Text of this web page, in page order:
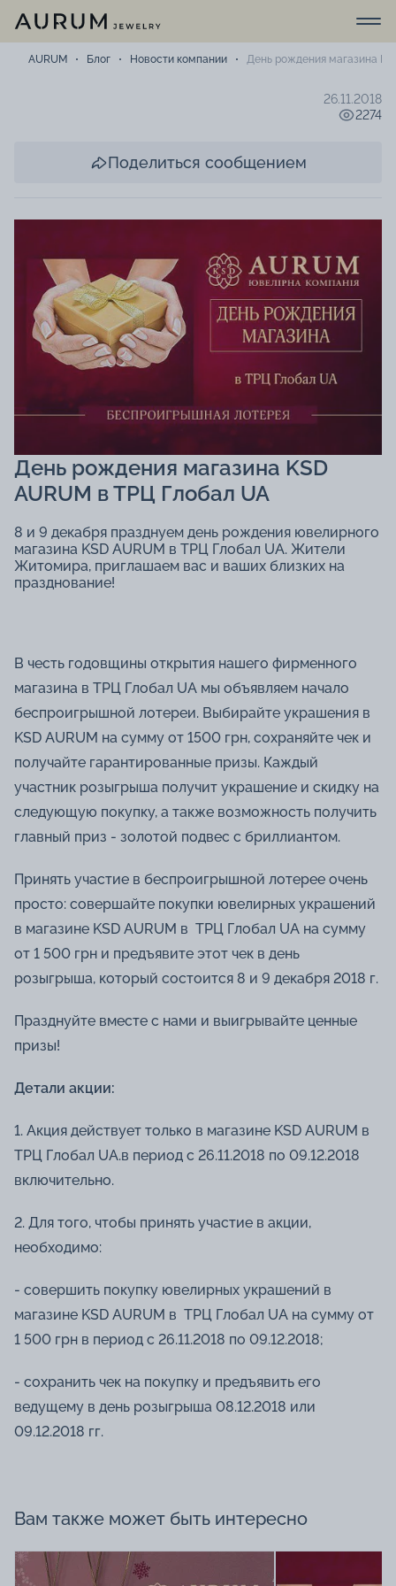
AURUM Блог Новости компании День рождения магазина
День рождения магазина KSD
AURUM в ТРЦ Глобал UA
8 и 9 декабря празднуем день рождения ювелирного
магазина KSD AURUM в ТРЦ Глобал UA. Жители
Житомира, приглашаем вас и ваших близких на
празднование!
В честь годовщины открытия нашего фирменного
магазина в ТРЦ Глобал UА мы объявляем начало
беспроигрышной лотереи. Выбирайте украшения в
KSD AURUM на сумму от 1500 грн, сохраняйте чек и
получайте гарантированные призы. Каждый
участник розыгрыша получит украшение и скидку на
следующую покупку, а также возможность получить
главный приз - золотой подвес с бриллиантом.
Принять участие в беспроигрышной лотерее очень
просто: совершайте покупки ювелирных украшений
в магазине KSD AURUM в ТРЦ Глобал UA на сумму
от 1 500 грн и предъявите этот чек в день
розыгрыша, который состоится 8 и 9 декабря 2018 г.
Празднуйте вместе с нами и выигрывайте ценные
призы!
Детали акции:
1. Акция действует только в магазине KSD AURUM в
ТРЦ Глобал UA.в период с 26.11.2018 по 09.12.2018
включительно.
2. Для того, чтобы принять участие в акции,
необходимо:
- совершить покупку ювелирных украшений в
магазине KSD AURUM в ТРЦ Глобал UA на сумму от
1 500 грн в период с 26.11.2018 по 09.12.2018;
- сохранить чек на покупку и предъявить его
ведущему в день розыгрыша 08.12.2018 или
09.12.2018 гг.
Вам также может быть интересно
26.11.2018
2274
Поделиться сообщением